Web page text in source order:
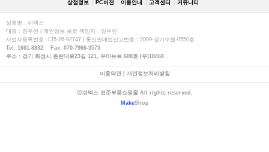
상점정보 PC버젼 이용안내 고객센터 커뮤니티
상호명 : 쉬멕스
대표 : 장우천 | 개인정보 보호 책임자 : 장우천
사업자등록번호 :135-26-92747 | 통신판매업신고번호 : 2009-경기수원-0550호
Tel: 1661-8832 Fax: 070-7966-3573
주소 : 경기 화성시 동탄대로23길 121, 우미뉴브 608호 (우)18468
이용약관| 개인정보처리방침
ⓒ쉬멕스 표준부품쇼핑몰 All rights reserved.
MakeShop